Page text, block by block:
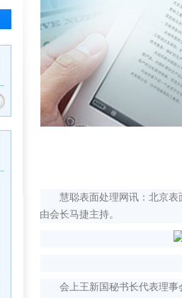
慧聪表面处理网讯：北京
由会长马捷主持。
会上王新国秘书长代表理